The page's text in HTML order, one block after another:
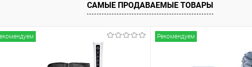
САМЫЕ ПРОДАВАЕМЫЕ ТОВАРЫ
Рекомендуем